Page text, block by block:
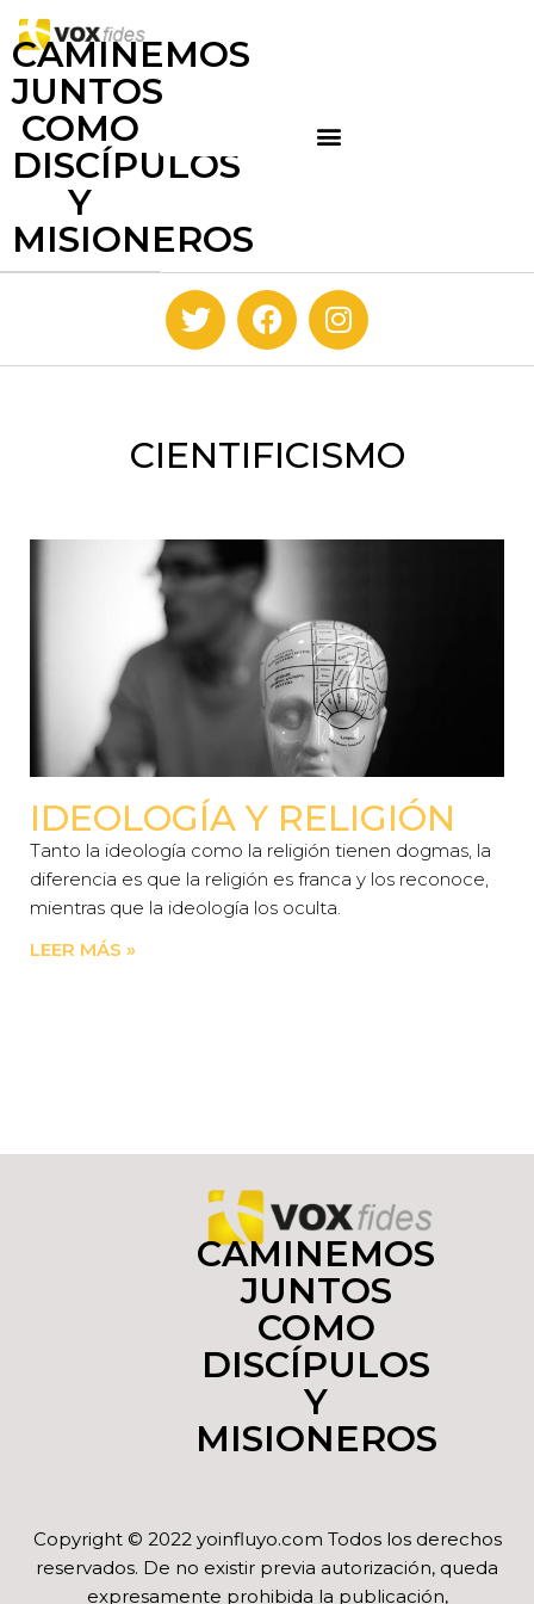
CAMINEMOS
JUNTOS
COMO
DISCÍPULOS
Y
MISIONEROS
CIENTIFICISMO
IDEOLOGÍA Y RELIGIÓN
Tanto la ideología como la religión tienen dogmas, la
diferencia es que la religión es franca y los reconoce,
mientras que la ideología los oculta.
LEER MÁS »
CAMINEMOS
JUNTOS
COMO
DISCÍPULOS
Y
MISIONEROS
Copyright © 2022 yoinfluyo.com Todos los derechos
reservados. De no existir previa autorización, queda
expresamente prohibida la publicación,